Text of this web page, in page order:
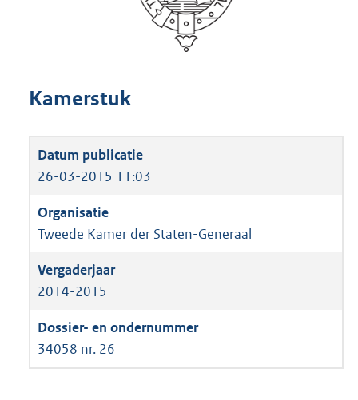
Kamerstuk
26-03-2015 11:03
Tweede Kamer der Staten-Generaal
2014-2015
34058 nr. 26